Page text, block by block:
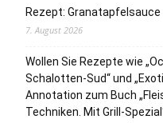
Rezept: Granatapfelsauce
7. August 2026
Wollen Sie Rezepte wie
Schalotten-Sud“ und
Annotation zum Buch
Techniken. Mit Grill-